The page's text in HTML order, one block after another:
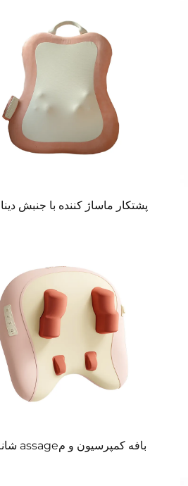
پشتکار ماساژ کننده با جنبش
بافه کمپرسیون و مassage شانه‌ای